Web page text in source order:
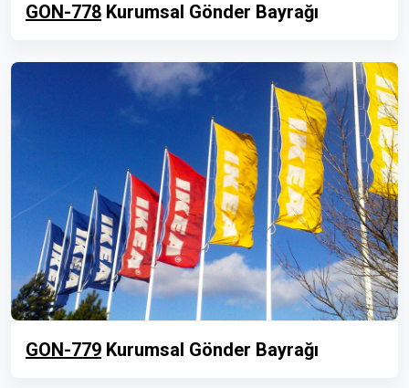
GON-778 Kurumsal Gönder Bayrağı
GON-779 Kurumsal Gönder Bayrağı